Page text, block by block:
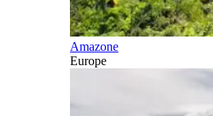
Amazone
Europe